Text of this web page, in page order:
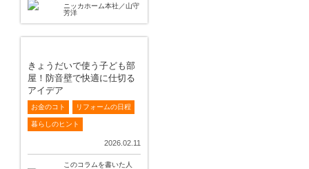
ニッカホーム本社／山守
芳洋
きょうだいで使う子ども部
屋！防音壁で快適に仕切る
アイデア
お金のコト リフォームの日程
暮らしのヒント
2026.02.11
このコラムを書いた人